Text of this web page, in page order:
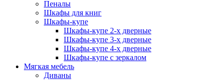
Пеналы
Шкафы для книг
Шкафы-купе
Шкафы-купе 2-х дверные
Шкафы-купе 3-х дверные
Шкафы-купе 4-х дверные
Шкафы-купе с зеркалом
Мягкая мебель
Диваны